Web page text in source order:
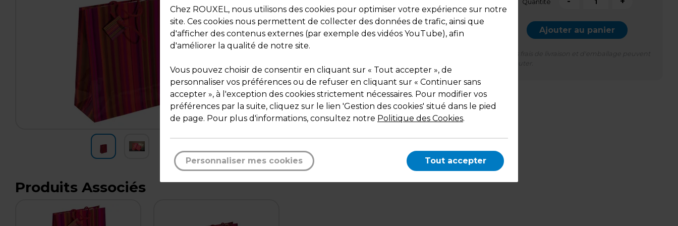
Quantité
Ajouter au panier
Description
Poignées cordelettes Rouges
Produits Associés
Chez ROUXEL, nous utilisons des cookies pour optimiser votre expérience sur notre
site. Ces cookies nous permettent de collecter des données de trafic, ainsi que
d'afficher des contenus externes (par exemple des vidéos YouTube), afin
d'améliorer la qualité de notre site.
Vous pouvez choisir de consentir en cliquant sur « Tout accepter », de
personnaliser vos préférences ou de refuser en cliquant sur « Continuer sans
accepter », à l'exception des cookies strictement nécessaires. Pour modifier vos
préférences par la suite, cliquez sur le lien 'Gestion des cookies' situé dans le pied
de page. Pour plus d'informations, consultez notre Politique des Cookies.
Personnaliser mes cookies Tout accepter